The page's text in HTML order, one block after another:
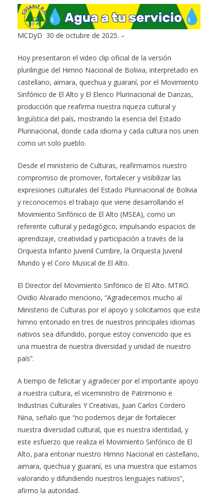
MCDyD 30 de octubre de 2025. –
Hoy presentaron el video clip oficial de la versión
plurilingüe del Himno Nacional de Bolivia, interpretado en
castellano, aimara, quechua y guaraní, por el Movimiento
Sinfónico de El Alto y El Elenco Plurinacional de Danzas,
producción que reafirma nuestra riqueza cultural y
lingüística del país, mostrando la esencia del Estado
Plurinacional, donde cada idioma y cada cultura nos unen
como un solo pueblo.
Desde el ministerio de Culturas, reafirmamos nuestro
compromiso de promover, fortalecer y visibilizar las
expresiones culturales del Estado Plurinacional de Bolivia
y reconocemos el trabajo que viene desarrollando el
Movimiento Sinfónico de El Alto (MSEA), como un
referente cultural y pedagógico, impulsando espacios de
aprendizaje, creatividad y participación a través de la
Orquesta Infanto Juvenil Cumbre, la Orquesta Juvenil
Mundo y el Coro Musical de El Alto.
El Director del Movimiento Sinfónico de El Alto. MTRO.
Ovidio Alvarado menciono, “Agradecemos mucho al
Ministerio de Culturas por el apoyo y solicitamos que este
himno entonado en tres de nuestros principales idiomas
nativos sea difundido, porque estoy convencido que es
una muestra de nuestra diversidad y unidad de nuestro
país”.
A tiempo de felicitar y agradecer por el importante apoyo
a nuestra cultura, el viceministro de Patrimonio e
Industrias Culturales Y Creativas, Juan Carlos Cordero
Nina, señalo que “no podemos dejar de fortalecer
nuestra diversidad cultural, que es nuestra identidad, y
este esfuerzo que realiza el Movimiento Sinfónico de El
Alto, para entonar nuestro Himno Nacional en castellano,
aimara, quechua y guaraní, es una muestra que estamos
valorando y difundiendo nuestros lenguajes nativos”,
afirmo la autoridad.